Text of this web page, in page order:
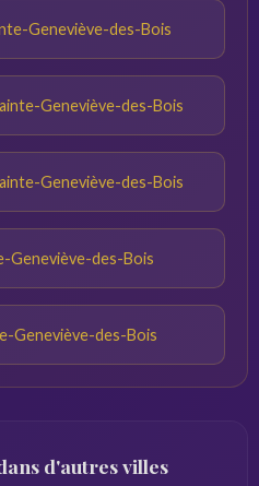
Geneviève-des-Bois
Geneviève-des-Bois
Geneviève-des-Bois
Geneviève-des-Bois
Geneviève-des-Bois
d'autres villes